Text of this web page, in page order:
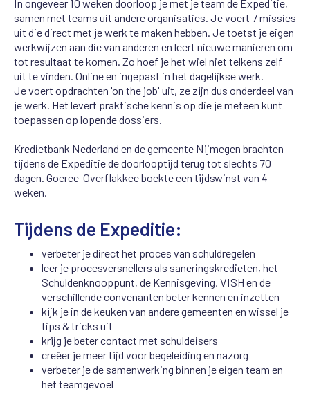
In ongeveer 10 weken doorloop je met je team de Expeditie,
samen met teams uit andere organisaties. Je voert 7 missies
uit die direct met je werk te maken hebben. Je toetst je eigen
werkwijzen aan die van anderen en leert nieuwe manieren om
tot resultaat te komen. Zo hoef je het wiel niet telkens zelf
uit te vinden. Online en ingepast in het dagelijkse werk.
Jevoert opdrachten 'on the job' uit, ze zijn dus onderdeel van
je werk. Het levert praktische kennis op die je meteen kunt
toepassen op lopende dossiers.
Kredietbank Nederland en de gemeente Nijmegen brachten
tijdens de Expeditie de doorlooptijd terug tot slechts 70
dagen. Goeree-Overflakkee boekte een tijdswinst van 4
weken.
Tijdens de Expeditie:
verbeter je direct het proces van schuldregelen
leer je procesversnellers als saneringskredieten, het
Schuldenknooppunt, de Kennisgeving, VISH en de
verschillende convenanten beter kennen en inzetten
kijk je in de keuken van andere gemeenten en wissel je
tips & tricks uit
krijg je beter contact met schuldeisers
creëer je meer tijd voor begeleiding en nazorg
verbeter je de samenwerking binnen je eigen team en
het teamgevoel